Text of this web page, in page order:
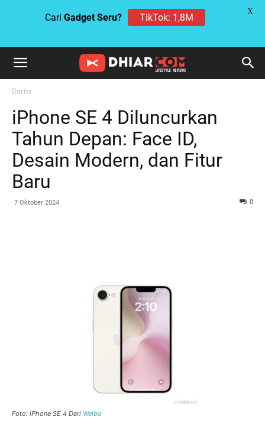
Berita
iPhone SE 4 Diluncurkan
Tahun Depan: Face ID,
Desain Modern, dan Fitur
Baru
7 Oktober 2024 0
Foto: iPhone SE 4 Dari Weibo
Cari Gadget Seru? TikTok: 1,8M
X